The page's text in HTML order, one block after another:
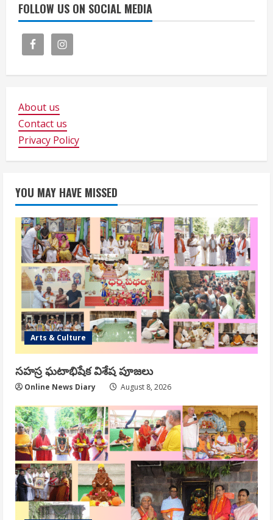
FOLLOW US ON SOCIAL MEDIA
About us
Contact us
Privacy Policy
YOU MAY HAVE MISSED
Arts & Culture
సహస్ర ఘటాభిషేక విశేష పూజలు
Online News Diary August 8, 2026